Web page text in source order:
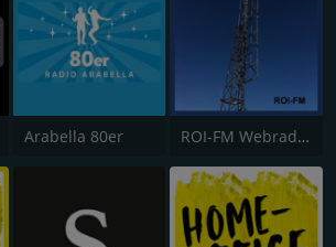
Arabella 80er ROI-FM Webradio Innsbruck